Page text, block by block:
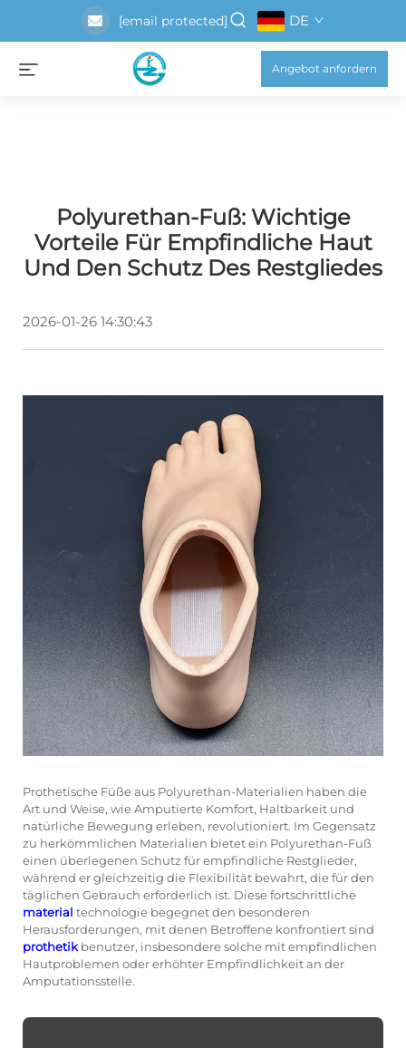
[email protected] DE
Angebot anfordern
Polyurethan-Fuß: Wichtige
Vorteile Für Empfindliche Haut
Und Den Schutz Des Restgliedes
2026-01-26 14:30:43
Prothetische Füße aus Polyurethan-Materialien haben die
Art und Weise, wie Amputierte Komfort, Haltbarkeit und
natürliche Bewegung erleben, revolutioniert. Im Gegensatz
zu herkömmlichen Materialien bietet ein Polyurethan-Fuß
einen überlegenen Schutz für empfindliche Restglieder,
während er gleichzeitig die Flexibilität bewahrt, die für den
täglichen Gebrauch erforderlich ist. Diese fortschrittliche
material technologie begegnet den besonderen
Herausforderungen, mit denen Betroffene konfrontiert sind
prothetik benutzer, insbesondere solche mit empfindlichen
Hautproblemen oder erhöhter Empfindlichkeit an der
Amputationsstelle.